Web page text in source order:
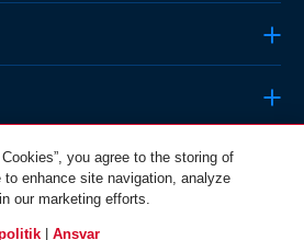
you agree to the storing of
enhance site navigation, analyze
our marketing efforts.
|Ansvar